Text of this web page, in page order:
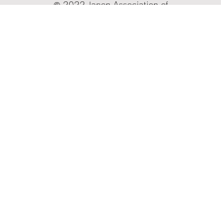
© 2022 Japon Association of